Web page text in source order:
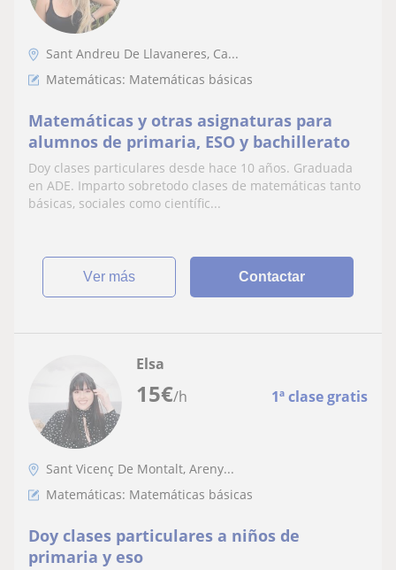
Sant Andreu De Llavaneres, Ca...
Matemáticas: Matemáticas básicas
Matemáticas y otras asignaturas para
alumnos de primaria, ESO y bachillerato
Doy clases particulares desde hace 10 años. Graduada
en ADE. Imparto sobretodo clases de matemáticas tanto
básicas, sociales como científic...
ver más Contactar
15€/h 1ª clase gratis
Elsa
Sant Vicenç De Montalt, Areny...
Matemáticas: Matemáticas básicas
Doy clases particulares a niños de
primaria y eso